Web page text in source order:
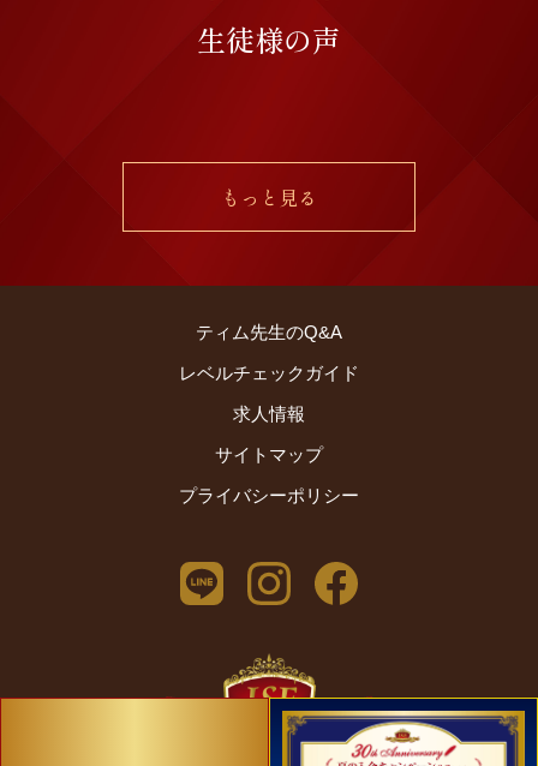
生徒様の声
もっと見る
ティム先生のQ&A
レベルチェックガイド
求人情報
サイトマップ
プライバシーポリシー